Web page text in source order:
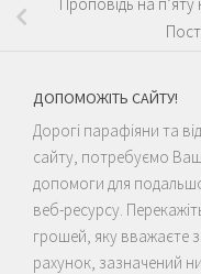
Проповідь на
ДОПОМОЖІТЬ САЙТУ!
Дорогі парафіяни та
сайту, потребуємо
допомоги для
веб-ресурсу.
грошей, яку вважаєте
рахунок, зазначений